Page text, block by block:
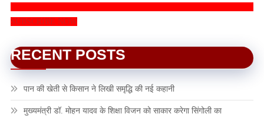
SUBSCRIBE NOW
RECENT POSTS
पान की खेती से किसान ने लिखी समृद्धि की नई कहानी
मुख्यमंत्री डॉ. मोहन यादव के शिक्षा विजन को साकार करेगा सिंगोली का